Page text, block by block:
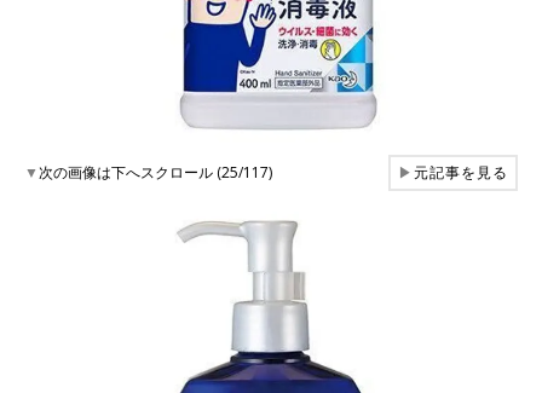
▼次の画像は下へスクロール (25/117) ▶元記事を見る